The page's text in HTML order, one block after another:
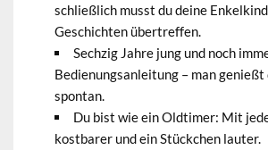
schließlich musst du deine
Geschichten übertreffen.
Sechzig Jahre jung und noch
Bedienungsanleitung – man genießt
spontan.
Du bist wie ein Oldtimer: Mit
kostbarer und ein Stückchen lauter.